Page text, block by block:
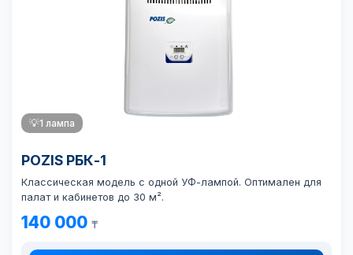
💡1 лампа
POZIS РБК-1
Классическая модель с одной УФ-лампой. Оптимален для
палат и кабинетов до 30 м².
140 000 ₸